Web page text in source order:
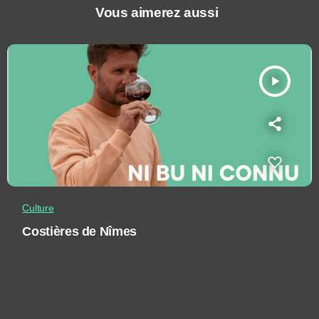
Vous aimerez aussi
play_arrow
Culture
Costières de Nîmes